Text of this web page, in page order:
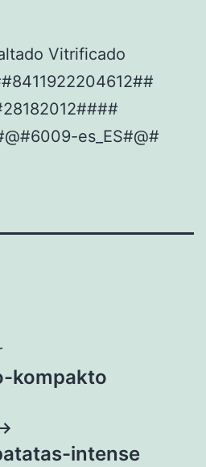
Vitrificado
es_ES#@#
kompakto
intense